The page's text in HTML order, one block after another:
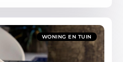
WONING EN TUIN